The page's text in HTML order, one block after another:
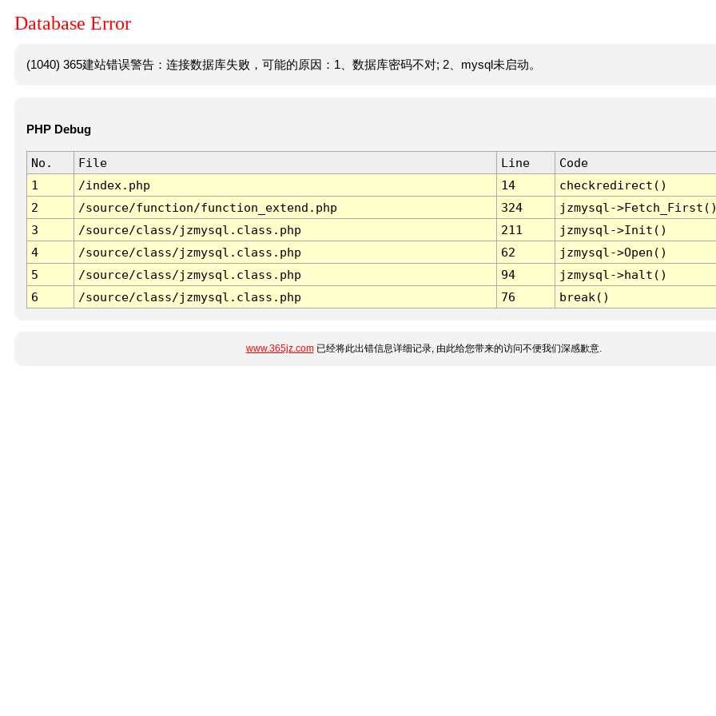
Database Error
(1040) 365建站错误警告：连接数据库失败，可能的原因：1、数据库密码不对; 2、mysql未启动。
PHP Debug
No. File Line
Code
1
/index.php 14
checkredirect()
2
/source/function/function_extend.php 324
jzmysql-
3
/source/class/jzmysql.class.php 211
jzmysql->Init()
4
/source/class/jzmysql.class.php 62
jzmysql->Open()
5
/source/class/jzmysql.class.php 94
jzmysql->halt()
6
/source/class/jzmysql.class.php 76 break()
www.365jz.com已经将此出错信息详细记录, 由此给您带来的访问不便我们深感歉意.